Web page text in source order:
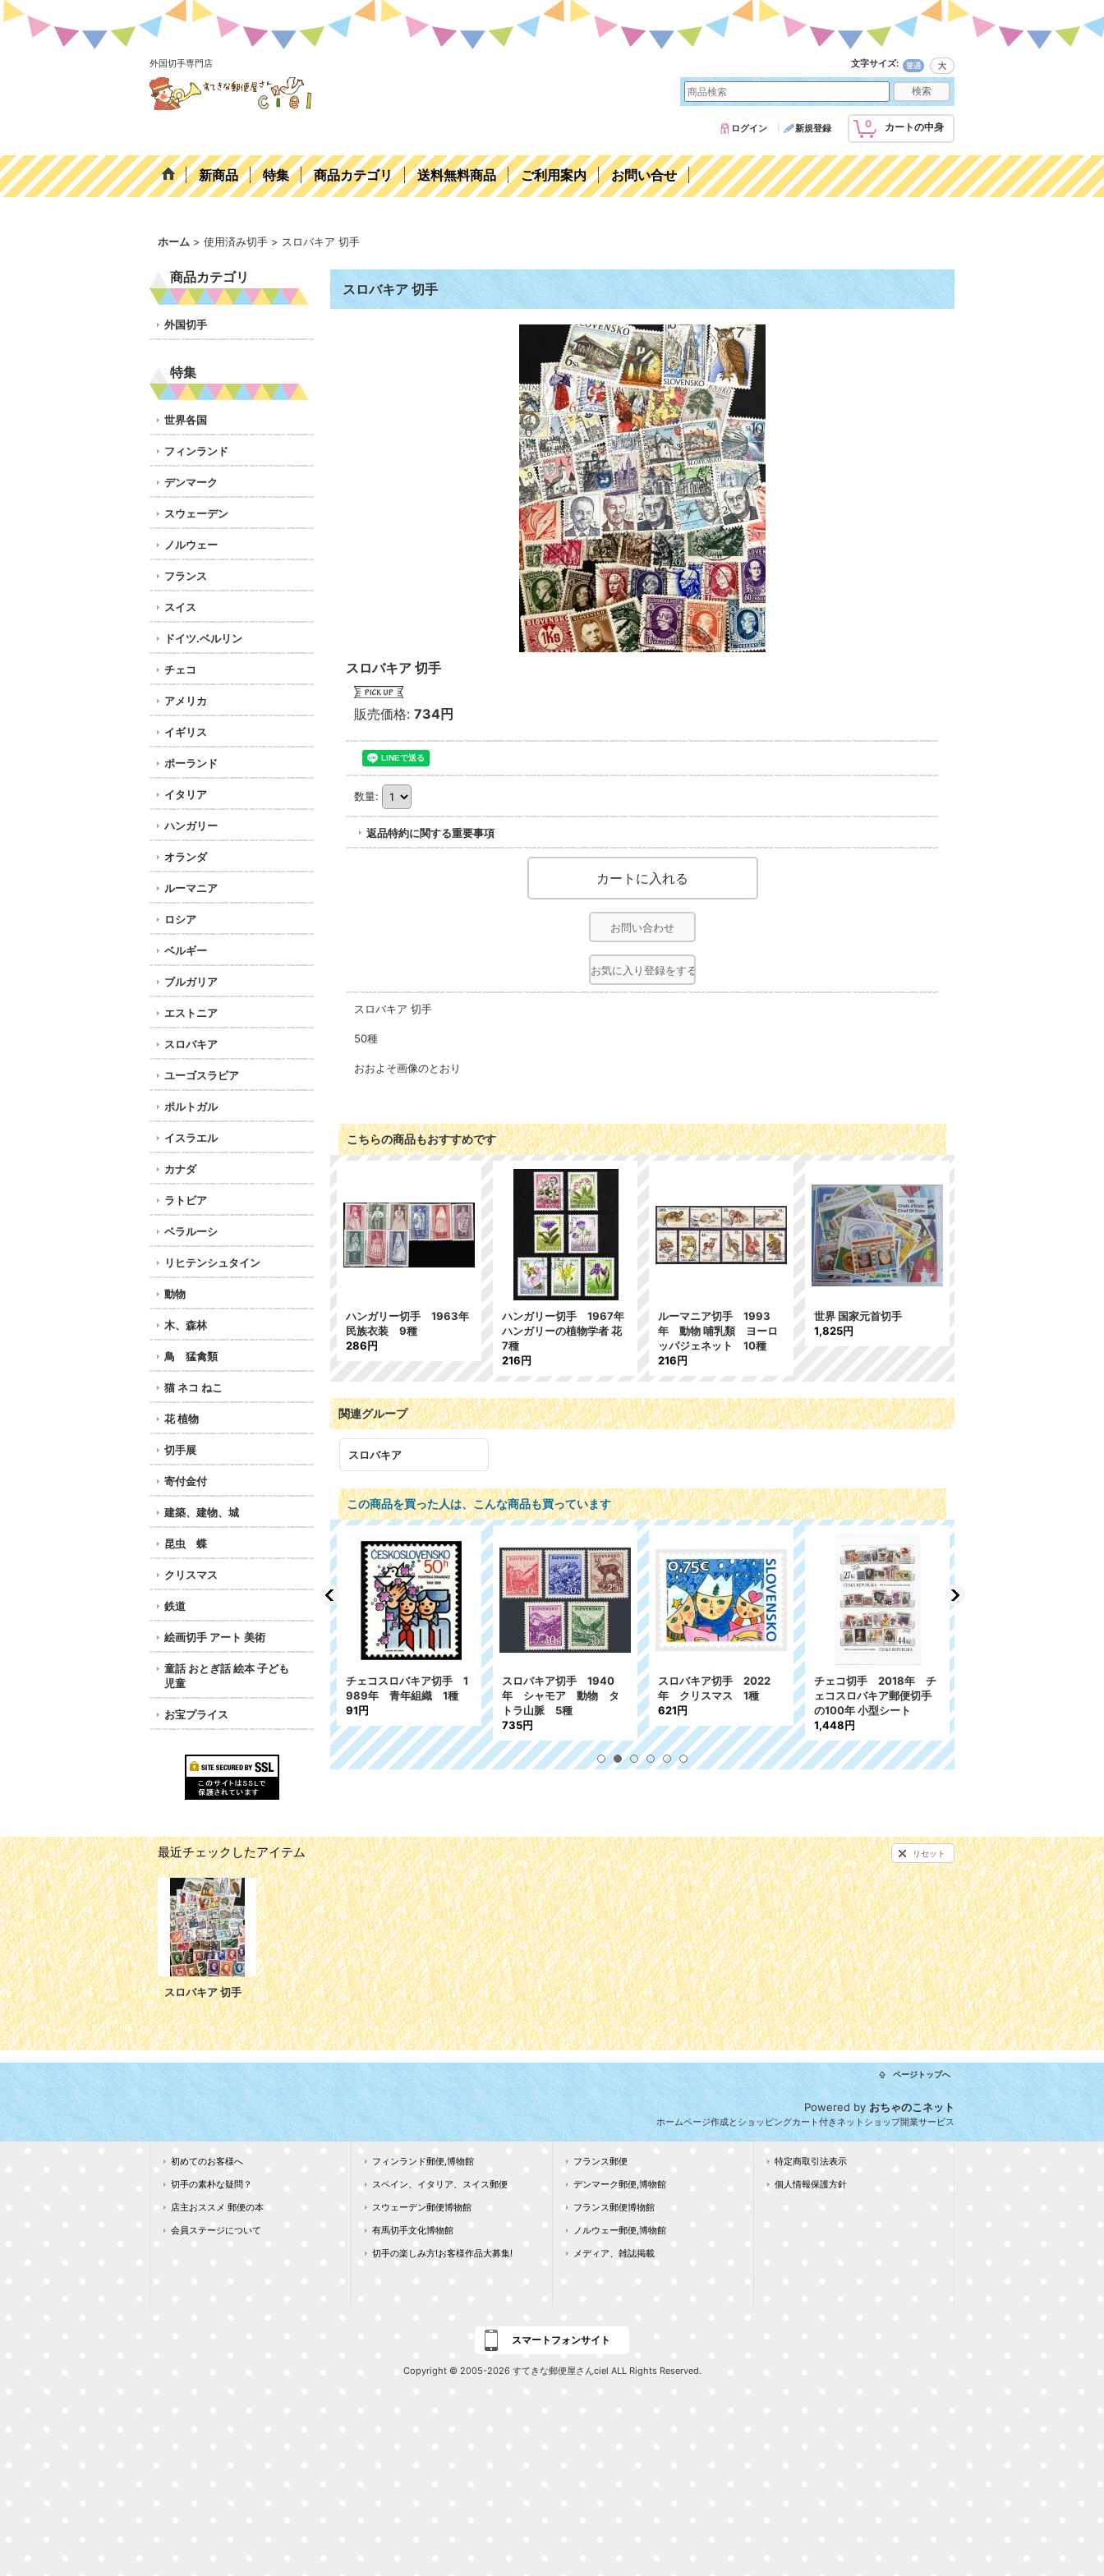
外国切手専門店 文字サイズ:
0 カートの中身
ログイン 新規登録
新商品 特集 商品カテゴリ 送料無料商品 ご利用案内 お問い合せ
ホーム > 使用済み切手 > スロバキア 切手
商品カテゴリ
外国切手
特集
世界各国
フィンランド
デンマーク
スウェーデン
ノルウェー
フランス
スイス
ドイツ.ベルリン
チェコ
アメリカ
イギリス
ポーランド
イタリア
ハンガリー
オランダ
ルーマニア
ロシア
ベルギー
ブルガリア
エストニア
スロバキア
ユーゴスラビア
ポルトガル
イスラエル
カナダ
ラトビア
ベラルーシ
リヒテンシュタイン
動物
木、森林
鳥 猛禽類
猫 ネコ ねこ
花 植物
切手展
寄付金付
建築、建物、城
昆虫 蝶
クリスマス
鉄道
絵画切手 アート 美術
童話 おとぎ話 絵本 子ども
児童
お宝プライス
スロバキア 切手
スロバキア 切手
販売価格: 734円
数量:
返品特約に関する重要事項
お問い合わせ
お気に入り登録をする
スロバキア 切手
50種
おおよそ画像のとおり
こちらの商品もおすすめです
ハンガリー切手 1963年
民族衣装 9種
286円
ハンガリー切手 1967年
ハンガリーの植物学者 花
7種
216円
ルーマニア切手 1993
年 動物 哺乳類 ヨーロ
ッパジェネット 10種
216円
世界 国家元首切手
1,825円
関連グループ
スロバキア
この商品を買った人は、こんな商品も買っています
貨物船 EMS 3種
216円
チェコスロバキア切手 1
989年 青年組織 1種
91円
スロバキア切手 1940
年 シャモア 動物 タ
トラ山脈 5種
735円
スロバキア切手 2022
年 クリスマス 1種
621円
チェコ切手 2018年 チ
ェコスロバキア郵便切手
の100年 小型シート
1,448円
最近チェックしたアイテム リセット
スロバキア 切手
ページトップへ
Powered byおちゃのこネット
ホームページ作成とショッピングカート付きネットショップ開業サービス
初めてのお客様へ
切手の素朴な疑問？
店主おススメ 郵便の本
会員ステージについて
フィンランド郵便,博物館
スペイン、イタリア、スイス郵便
スウェーデン郵便博物館
有馬切手文化博物館
切手の楽しみ方!お客様作品大募集!
フランス郵便
デンマーク郵便,博物館
フランス郵便博物館
ノルウェー郵便,博物館
メディア、雑誌掲載
特定商取引法表示
個人情報保護方針
スマートフォンサイト
Copyright © 2005-2026 すてきな郵便屋さんciel ALL Rights Reserved.